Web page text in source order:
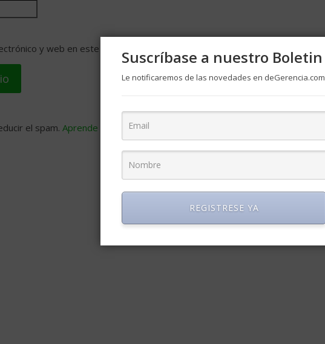
y web en este navegador para la próxima vez que comente.
el spam. Aprende cómo se procesan los datos de tus comentarios
Suscríbase a nuestro Boletin
Le notificaremos de las novedades en deGerencia.com
REGISTRESE YA